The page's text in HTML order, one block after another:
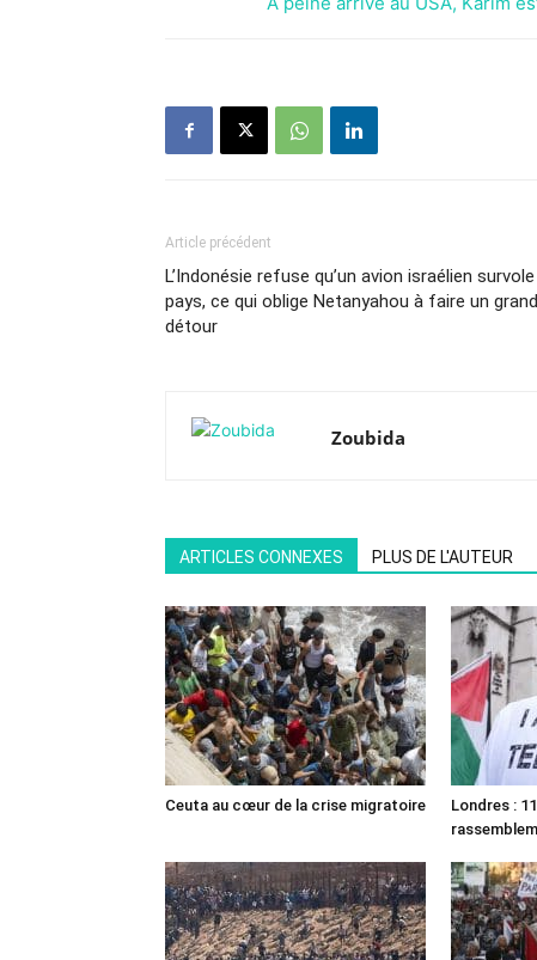
Article précédent
L’Indonésie refuse qu’un avion israélien
pays, ce qui oblige Netanyahou à faire un grand
détour
Zoubida
ARTICLES CONNEXES PLUS DE L'AUTEUR
Ceuta au cœur de la crise migratoire
Londres :